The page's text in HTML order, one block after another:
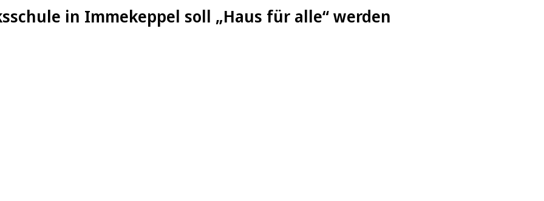
in Immekeppel soll „Haus für alle“ werden